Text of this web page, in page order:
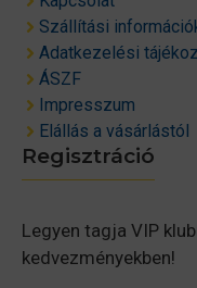
Szállítási
Adatkezelési
ÁSZF
Impresszum
Elállás a vásárlástól
Regisztráció
Legyen tagja VIP
kedvezményekben!